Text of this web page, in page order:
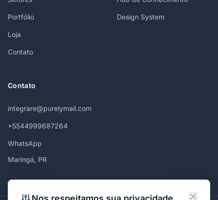
Portfólio
Loja
Contato
Design System
Contato
integrare@purelymail.com
+5544999687264
WhatsApp
Maringá, PR